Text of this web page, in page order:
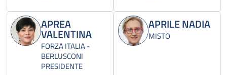
APREA
VALENTINA
FORZA ITALIA -
BERLUSCONI
PRESIDENTE
APRILE NADIA
MISTO